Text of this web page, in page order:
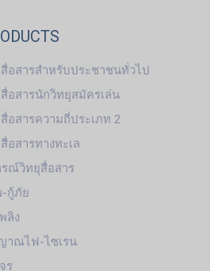
อสารสำหรับประชาชนทั่วไป
อสารนักวิทยุสมัครเล่น
อสารความถี่ประเภท 2
อสารทางทะเล
ณ์วิทยุสื่อสาร
กู้ภัย
ลิง
าณไฟ-ไซเรน
ร